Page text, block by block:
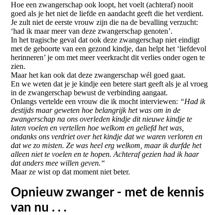
Hoe een zwangerschap ook loopt, het voelt (achteraf) nooit
goed als je het niet de liefde en aandacht geeft die het verdient.
Je zult niet de eerste vrouw zijn die na de bevalling verzucht:
‘had ik maar meer van deze zwangerschap genoten’.
In het tragische geval dat ook deze zwangerschap niet eindigt
met de geboorte van een gezond kindje, dan helpt het ‘liefdevol
herinneren’ je om met meer veerkracht dit verlies onder ogen te
zien.
Maar het kan ook dat deze zwangerschap wél goed gaat.
En we weten dat je je kindje een betere start geeft als je al vroeg
in de zwangerschap bewust de verbinding aangaat.
Onlangs vertelde een vrouw die ik mocht interviewen: “Had ik
destijds maar geweten hoe belangrijk het was om in de
zwangerschap na ons overleden kindje dit nieuwe kindje te
laten voelen en vertellen hoe welkom en geliefd het was,
ondanks ons verdriet over het kindje dat we waren verloren en
dat we zo misten. Ze was heel erg welkom, maar ik durfde het
alleen niet te voelen en te hopen. Achteraf gezien had ik haar
dat anders mee willen geven.“
Maar ze wist op dat moment niet beter.
Opnieuw zwanger - met de kennis
van nu . . .